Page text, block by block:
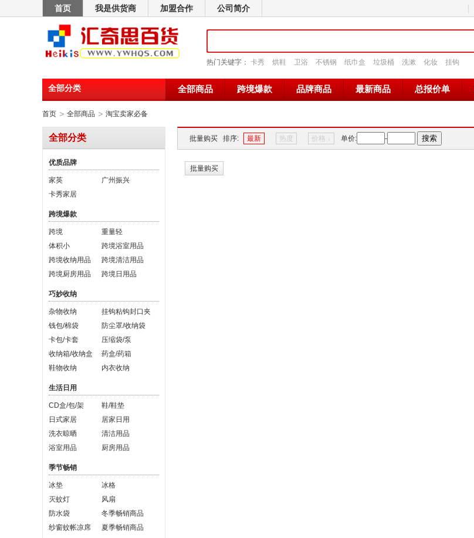
首页 我是供货商 加盟合作 公司简介
热门关键字： 卡秀 烘鞋 卫浴 不锈钢 纸巾盒 垃圾桶 洗漱 化妆 挂钩
全部分类 全部商品 跨境爆款 品牌商品 最新商品 总报价单
首页 > 全部商品 > 淘宝卖家必备
全部分类
优质品牌
家英
广州振兴
卡秀家居
跨境爆款
跨境
重量轻
体积小
跨境浴室用品
跨境收纳用品
跨境清洁用品
跨境厨房用品
跨境日用品
巧妙收纳
杂物收纳
挂钩粘钩封口夹
钱包/棉袋
防尘罩/收纳袋
卡包/卡套
压缩袋/泵
收纳箱/收纳盒
药盒/药箱
鞋物收纳
内衣收纳
生活日用
CD盒/包/架
鞋/鞋垫
日式家居
居家日用
洗衣晾晒
清洁用品
浴室用品
厨房用品
季节畅销
冰垫
冰格
灭蚊灯
风扇
防水袋
冬季畅销商品
纱窗蚊帐凉席
夏季畅销商品
批量购买 排序: 最新 热度 价格 ↓ 单价: -
批量购买